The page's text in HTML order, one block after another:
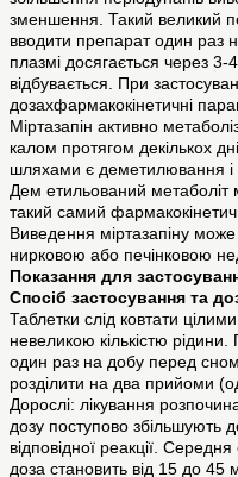
зменшення. Такий великий
вводити препарат один раз
плазмі досягається через 3-
відбувається. При
дозахфармакокінетичні
Міртазапін активно
калом протягом декількох
шляхами є деметилювання і
Дем етильований метаболіт
такий самий
Виведення міртазапіну може
нирковою або печінковою
Показання для
Спосіб застосування та
Таблетки слід ковтати
невеликою кількістю
один раз на добу перед
розділити на два прийоми
Дорослі: лікування
дозу поступово збільшують
відповідної реакції.
доза становить від 15 до 45